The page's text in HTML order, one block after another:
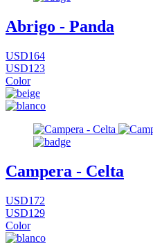
Abrigo - Panda
USD164
USD123
Color
Campera - Celta
USD172
USD129
Color